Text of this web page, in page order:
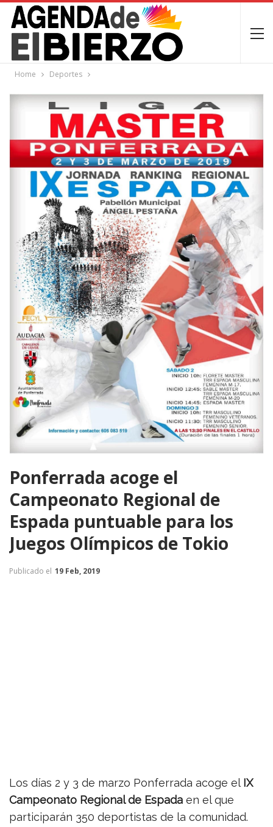
Home Deportes
Ponferrada acoge el
Campeonato Regional de
Espada puntuable para los
Juegos Olímpicos de Tokio
Publicado el 19 Feb, 2019
Los días 2 y 3 de marzo Ponferrada acoge el IX
Campeonato Regional de Espada en el que
participarán 350 deportistas de la comunidad.